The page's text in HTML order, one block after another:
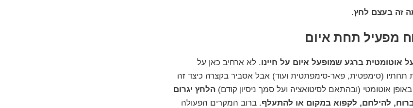
זה בעצם לחץ.
מפעיל תחת איום
אוטומטית ברגע שמופעל איום על חיינו. לא ארחיב כאן על
תחתיו (סימפטית, פאר-סימפתטית ועוד) אבל אסביר בקצרה כיצד זה
באופן אוטומטי (ובהתאם לסיטואציה ועל סמך ניסיון קודם) הלחץ יגרום
להילחם, לקפוא במקום או להתעלף. ברוב המקרים הפעולה